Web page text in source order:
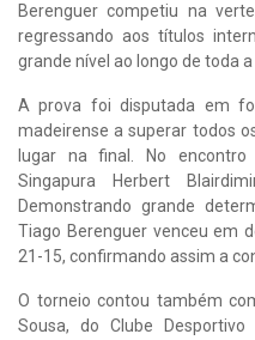
Berenguer competiu na
regressando aos títulos
grande nível ao longo de toda
A prova foi disputada em
madeirense a superar todos
lugar na final. No
Singapura Herbert
Demonstrando grande
Tiago Berenguer venceu em
21-15, confirmando assim a
O torneio contou também
Sousa, do Clube